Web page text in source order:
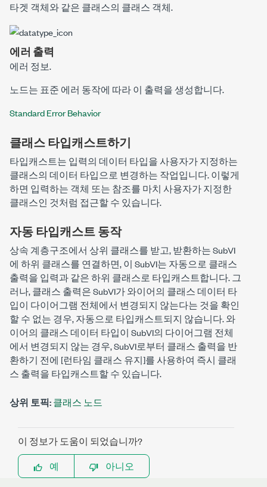
타겟 객체와 같은 클래스의 클래스 객체.
에러 출력
에러 정보.
노드는 표준 에러 동작에 따라 이 출력을 생성합니다.
Standard Error Behavior
클래스 타입캐스트하기
타입캐스트는 입력의 데이터 타입을 사용자가 지정하는
클래스의 데이터 타입으로 변경하는 작업입니다. 이렇게
하면 입력하는 객체 또는 참조를 마치 사용자가 지정한
클래스인 것처럼 접근할 수 있습니다.
자동 타입캐스트 동작
상속 계층구조에서 상위 클래스를 받고, 받환하는 SubVI
에 하위 클래스를 연결하면, 이 SubVI는 자동으로 클래스
출력을 입력과 같은 하위 클래스로 타입캐스트합니다. 그
러나, 클래스 출력은 SubVI가 와이어의 클래스 데이터 타
입이 다이어그램 전체에서 변경되지 않는다는 것을 확인
할 수 없는 경우, 자동으로 타입캐스트되지 않습니다. 와
이어의 클래스 데이터 타입이 SubVI의 다이어그램 전체
에서 변경되지 않는 경우, SubVI로부터 클래스 출력을 반
환하기 전에 [런타임 클래스 유지]를 사용하여 즉시 클래
스 출력을 타입캐스트할 수 있습니다.
상위 토픽:클래스 노드
이 정보가 도움이 되었습니까?
예
아니오